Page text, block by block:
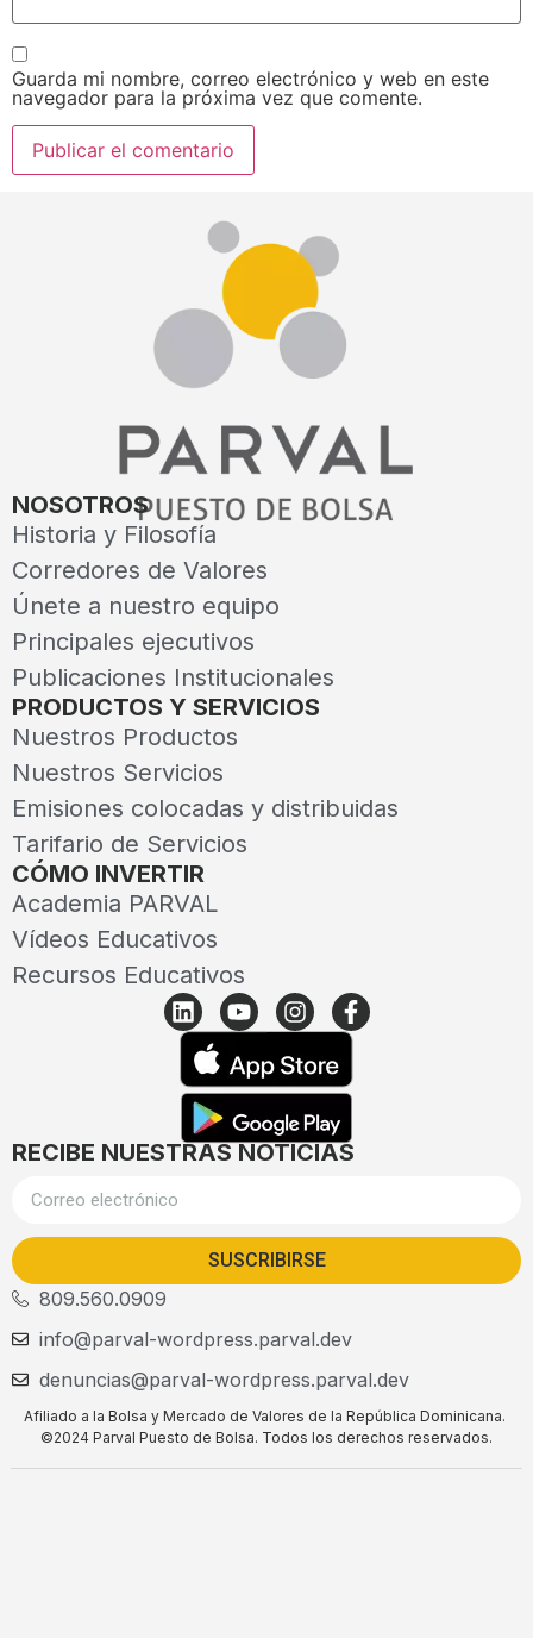
Guarda mi nombre, correo electrónico y web en este
navegador para la próxima vez que comente.
NOSOTROS
Historia y Filosofía
Corredores de Valores
Únete a nuestro equipo
Principales ejecutivos
Publicaciones Institucionales
PRODUCTOS Y SERVICIOS
Nuestros Productos
Nuestros Servicios
Emisiones colocadas y distribuidas
Tarifario de Servicios
CÓMO INVERTIR
Academia PARVAL
Vídeos Educativos
Recursos Educativos
RECIBE NUESTRAS NOTICIAS
SUSCRIBIRSE
809.560.0909
info@parval-wordpress.parval.dev
denuncias@parval-wordpress.parval.dev
Afiliado a la Bolsa y Mercado de Valores de la República Dominicana.
©2024 Parval Puesto de Bolsa. Todos los derechos reservados.